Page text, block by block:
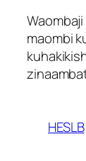
maombi
HESLB